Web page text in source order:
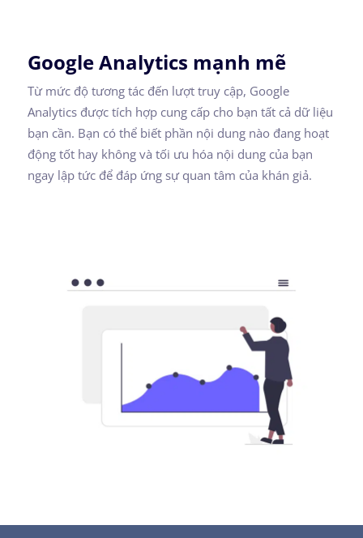
Google Analytics mạnh mẽ
Từ mức độ tương tác đến lượt truy cập, Google
Analytics được tích hợp cung cấp cho bạn tất cả dữ liệu
bạn cần. Bạn có thể biết phần nội dung nào đang hoạt
động tốt hay không và tối ưu hóa nội dung của bạn
ngay lập tức để đáp ứng sự quan tâm của khán giả.